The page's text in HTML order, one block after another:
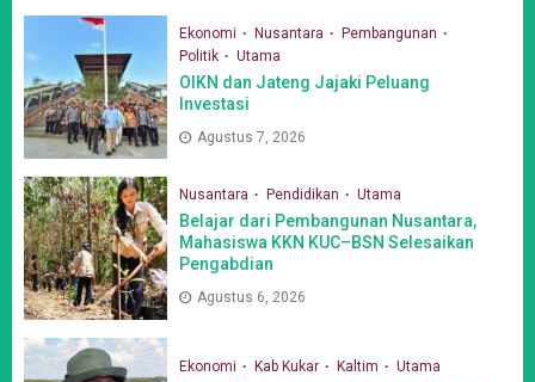
Ekonomi Nusantara
Pembangunan
Politik
Utama
OIKN dan Jateng Jajaki Peluang
Investasi
Agustus 7, 2026
Nusantara Pendidikan Utama
Belajar dari Pembangunan Nusantara,
Mahasiswa KKN KUC–BSN Selesaikan
Pengabdian
Agustus 6, 2026
Ekonomi Kab Kukar Kaltim Utama